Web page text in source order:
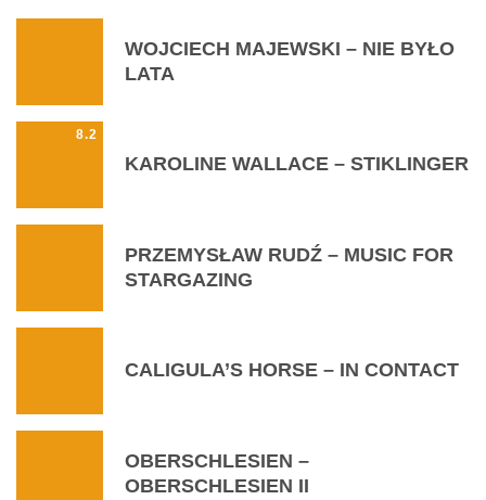
WOJCIECH MAJEWSKI – NIE BYŁO
LATA
8.2
KAROLINE WALLACE – STIKLINGER
PRZEMYSŁAW RUDŹ – MUSIC FOR
STARGAZING
CALIGULA’S HORSE – IN CONTACT
OBERSCHLESIEN –
OBERSCHLESIEN II